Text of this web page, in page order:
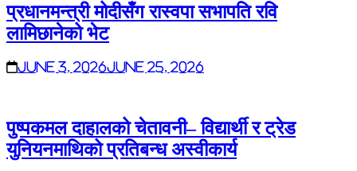
प्रधानमन्त्री मोदीसँग रास्वपा सभापति रवि
लामिछानेको भेट
June 3, 2026June 25, 2026
पुष्पकमल दाहालको चेतावनी– विद्यार्थी र ट्रेड
युनियनमाथिको प्रतिबन्ध अस्वीकार्य